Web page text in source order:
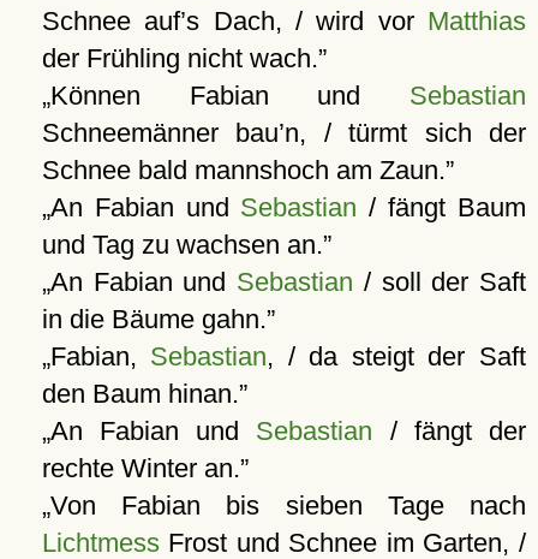
Schnee auf’s Dach, / wird vor Matthias
der Frühling nicht wach.
Können Fabian und Sebastian
Schneemänner bau’n, / türmt sich der
Schnee bald mannshoch am Zaun.
An Fabian und Sebastian / fängt Baum
und Tag zu wachsen an.
An Fabian und Sebastian / soll der Saft
in die Bäume gahn.
Fabian, Sebastian, / da steigt der Saft
den Baum hinan.
An Fabian und Sebastian / fängt der
rechte Winter an.
Von Fabian bis sieben Tage nach
LichtmessFrost und Schnee im Garten, /